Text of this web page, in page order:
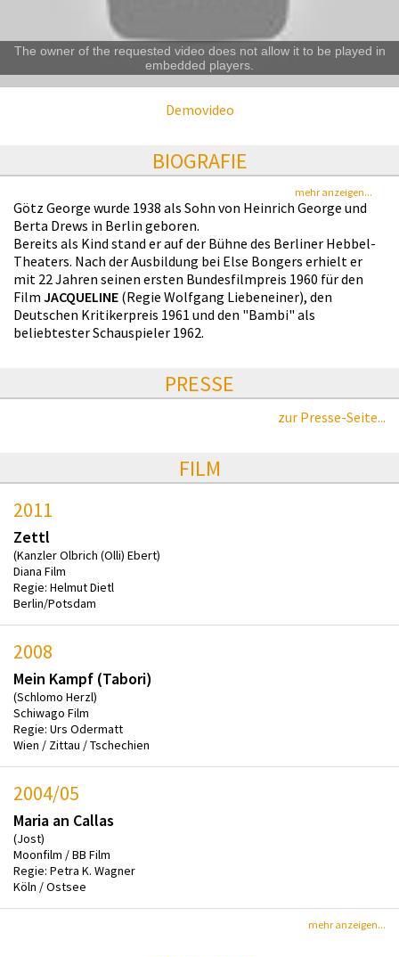
The owner of the requested video does not allow it to be played in
embedded players.
Demovideo
BIOGRAFIE
mehr anzeigen...
Götz George wurde 1938 als Sohn von Heinrich George und
Berta Drews in Berlin geboren.
Bereits als Kind stand er auf der Bühne des Berliner Hebbel-
Theaters. Nach der Ausbildung bei Else Bongers erhielt er
mit 22 Jahren seinen ersten Bundesfilmpreis 1960 für den
Film JACQUELINE (Regie Wolfgang Liebeneiner), den
Deutschen Kritikerpreis 1961 und den "Bambi" als
beliebtester Schauspieler 1962.
PRESSE
zur Presse-Seite...
FILM
2011
Zettl
(Kanzler Olbrich (Olli) Ebert)
Diana Film
Regie: Helmut Dietl
Berlin/Potsdam
2008
Mein Kampf (Tabori)
(Schlomo Herzl)
Schiwago Film
Regie: Urs Odermatt
Wien / Zittau / Tschechien
2004/05
Maria an Callas
(Jost)
Moonfilm / BB Film
Regie: Petra K. Wagner
Köln / Ostsee
mehr anzeigen...